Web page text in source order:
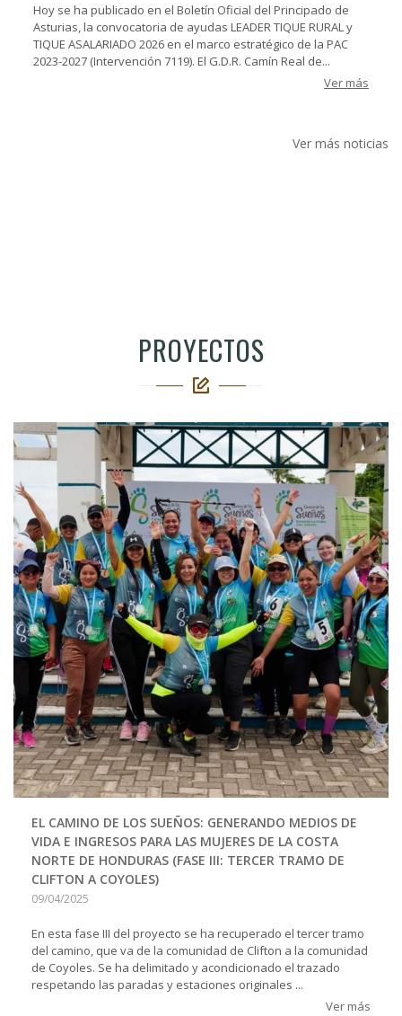
Hoy se ha publicado en el Boletín Oficial del Principado de
Asturias, la convocatoria de ayudas LEADER TIQUE RURAL y
TIQUE ASALARIADO 2026 en el marco estratégico de la PAC
2023-2027 (Intervención 7119). El G.D.R. Camín Real de...
Ver más
Ver más noticias
PROYECTOS
EL CAMINO DE LOS SUEÑOS: GENERANDO MEDIOS DE
VIDA E INGRESOS PARA LAS MUJERES DE LA COSTA
NORTE DE HONDURAS (FASE III: TERCER TRAMO DE
CLIFTON A COYOLES)
09/04/2025
En esta fase III del proyecto se ha recuperado el tercer tramo
del camino, que va de la comunidad de Clifton a la comunidad
de Coyoles. Se ha delimitado y acondicionado el trazado
respetando las paradas y estaciones originales ...
Ver más